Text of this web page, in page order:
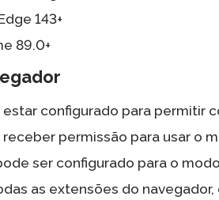
143+
89.0+
configurado para permitir
permissão para usar o
ser configurado para o
as extensões do